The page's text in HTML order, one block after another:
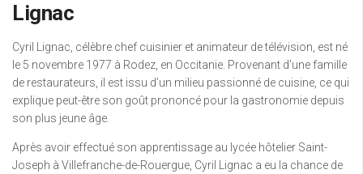
Lignac
Cyril Lignac, célèbre chef cuisinier et animateur de télévision, est né
le 5 novembre 1977 à Rodez, en Occitanie. Provenant d’une famille
de restaurateurs, il est issu d’un milieu passionné de cuisine, ce qui
explique peut-être son goût prononcé pour la gastronomie depuis
son plus jeune âge.
Après avoir effectué son apprentissage au lycée hôtelier Saint-
Joseph à Villefranche-de-Rouergue, Cyril Lignac a eu la chance de